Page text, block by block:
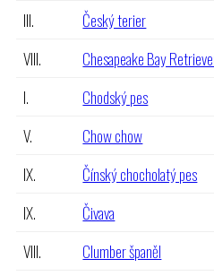
III. Český terier
VIII.
Chesapeake Bay
I.
Chodský pes
V.
Chow chow
IX.
Čínský chocholatý pes
IX.
Čivava
VIII.
Clumber španěl